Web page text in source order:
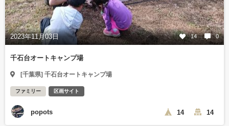
2023年11月03日 14 0
千石台オートキャンプ場
[千葉県] 千石台オートキャンプ場
ファミリー 区画サイト
popots 14 14